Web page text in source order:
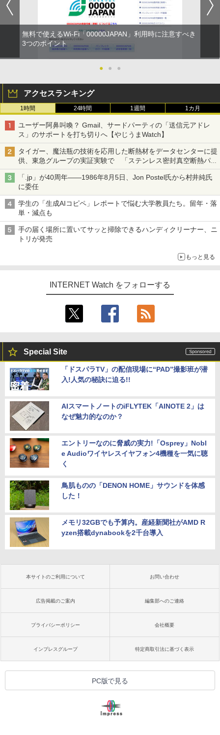
無料で使えるWi-Fi「00000JAPAN」利用時に注意すべき
3つのポイント
● ● ●
アクセスランキング
1時間 24時間 1週間 1カ月
ユーザー阿鼻叫喚？ Gmail、サードパーティの「送信元アドレ
ス」のサポートを打ち切りへ【やじうまWatch】
タイガー、魔法瓶の技術を応用した断熱材をデータセンターに提
供、東急グループの実証実験で 「ステンレス密封真空断熱パネ
ル TIVIP」
「.jp」が40周年――1986年8月5日、Jon Postel氏から村井純氏
に委任
学生の「生成AIコピペ」レポートで悩む大学教員たち。留年・落
単・減点も
手の届く場所に置いてサッと掃除できるハンディクリーナー、ニ
トリが発売
もっと見る
INTERNET Watch をフォローする
Special Site
「ドスパラTV」の配信現場に“PAD”撮影班が潜
入!人気の秘訣に迫る!!
AIスマートノートのiFLYTEK「AINOTE 2」は
なぜ魅力的なのか？
エントリーなのに脅威の実力!「Osprey」Nobl
e Audioワイヤレスイヤフォン4機種を一気に聴
く
鳥肌ものの「DENON HOME」サウンドを体感
した！
メモリ32GBでも予算内。産経新聞社がAMD R
yzen搭載dynabookを2千台導入
本サイトのご利用について お問い合わせ
広告掲載のご案内 編集部へのご連絡
プライバシーポリシー 会社概要
インプレスグループ 特定商取引法に基づく表示
PC版で見る